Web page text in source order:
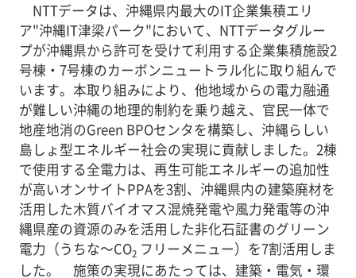
NTTデータは、沖縄県内最大のIT企業集積エリ
ア"沖縄IT津梁パーク"において、NTTデータグルー
プが沖縄県から許可を受けて利用する企業集積施設2
号棟・7号棟のカーボンニュートラル化に取り組んで
います。本取り組みにより、他地域からの電力融通
が難しい沖縄の地理的制約を乗り越え、官民一体で
地産地消のGreen BPOセンタを構築し、沖縄らしい
島しょ型エネルギー社会の実現に貢献しました。2棟
で使用する全電力は、再生可能エネルギーの追加性
が高いオンサイトPPAを3割、沖縄県内の建築廃材を
活用した木質バイオマス混焼発電や風力発電等の沖
縄県産の資源のみを活用した非化石証書のグリーン
電力（うちな～CO2フリーメニュー）を7割活用しま
した。 施策の実現にあたっては、建築・電気・環